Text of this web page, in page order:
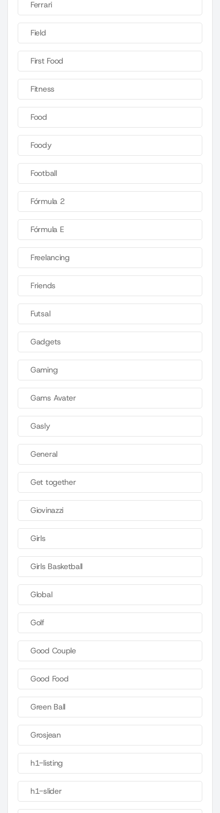
Ferrari
Field
First Food
Fitness
Food
Foody
Football
Fórmula 2
Fórmula E
Freelancing
Friends
Futsal
Gadgets
Gaming
Gams Avater
Gasly
General
Get together
Giovinazzi
Girls
Girls Basketball
Global
Golf
Good Couple
Good Food
Green Ball
Grosjean
h1-listing
h1-slider